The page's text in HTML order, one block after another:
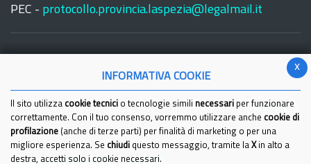
PEC - protocollo.provincia.laspezia@legalmail.it
Seguici su:
x
INFORMATIVA COOKIE
Il sito utilizza cookie tecnici o tecnologie simili necessari per funzionare
correttamente. Con il tuo consenso, vorremmo utilizzare anche cookie di
profilazione (anche di terze parti) per finalità di marketing o per una
migliore esperienza. Se chiudi questo messaggio, tramite la Xin alto a
destra, accetti solo i cookie necessari.